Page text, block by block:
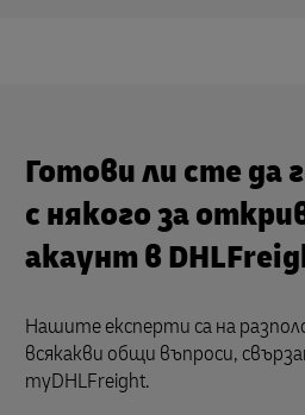
Готови ли сте да
с някого за
акаунт в
Нашите експерти са на
всякакви общи въпроси,
myDHLFreight.